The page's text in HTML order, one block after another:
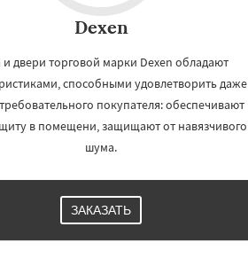
Dexen
двери торговой марки Dexen обладают
способными удовлетворить даже
покупателя: обеспечивают
в помещени, защищают от навязчивого
шума.
ЗАКАЗАТЬ